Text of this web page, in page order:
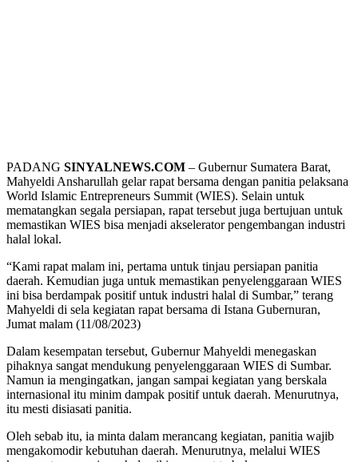
PADANG SINYALNEWS.COM – Gubernur Sumatera Barat,
Mahyeldi Ansharullah gelar rapat bersama dengan panitia pelaksana
World Islamic Entrepreneurs Summit (WIES). Selain untuk
mematangkan segala persiapan, rapat tersebut juga bertujuan untuk
memastikan WIES bisa menjadi akselerator pengembangan industri
halal lokal.
“Kami rapat malam ini, pertama untuk tinjau persiapan panitia
daerah. Kemudian juga untuk memastikan penyelenggaraan WIES
ini bisa berdampak positif untuk industri halal di Sumbar,” terang
Mahyeldi di sela kegiatan rapat bersama di Istana Gubernuran,
Jumat malam (11/08/2023)
Dalam kesempatan tersebut, Gubernur Mahyeldi menegaskan
pihaknya sangat mendukung penyelenggaraan WIES di Sumbar.
Namun ia mengingatkan, jangan sampai kegiatan yang berskala
internasional itu minim dampak positif untuk daerah. Menurutnya,
itu mesti disiasati panitia.
Oleh sebab itu, ia minta dalam merancang kegiatan, panitia wajib
mengakomodir kebutuhan daerah. Menurutnya, melalui WIES